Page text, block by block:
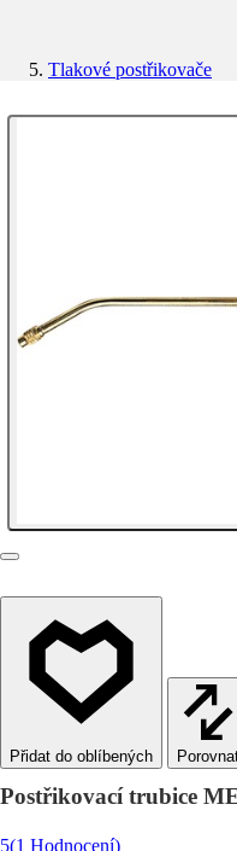
Tlakové postřikovače
Postřikovací trubice
5(1 Hodnocení)